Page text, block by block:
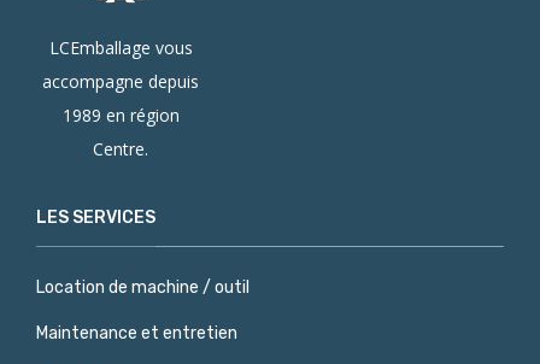
LCEmballage vous
accompagne depuis
1989 en région
Centre.
LES SERVICES
Location de machine / outil
Maintenance et entretien